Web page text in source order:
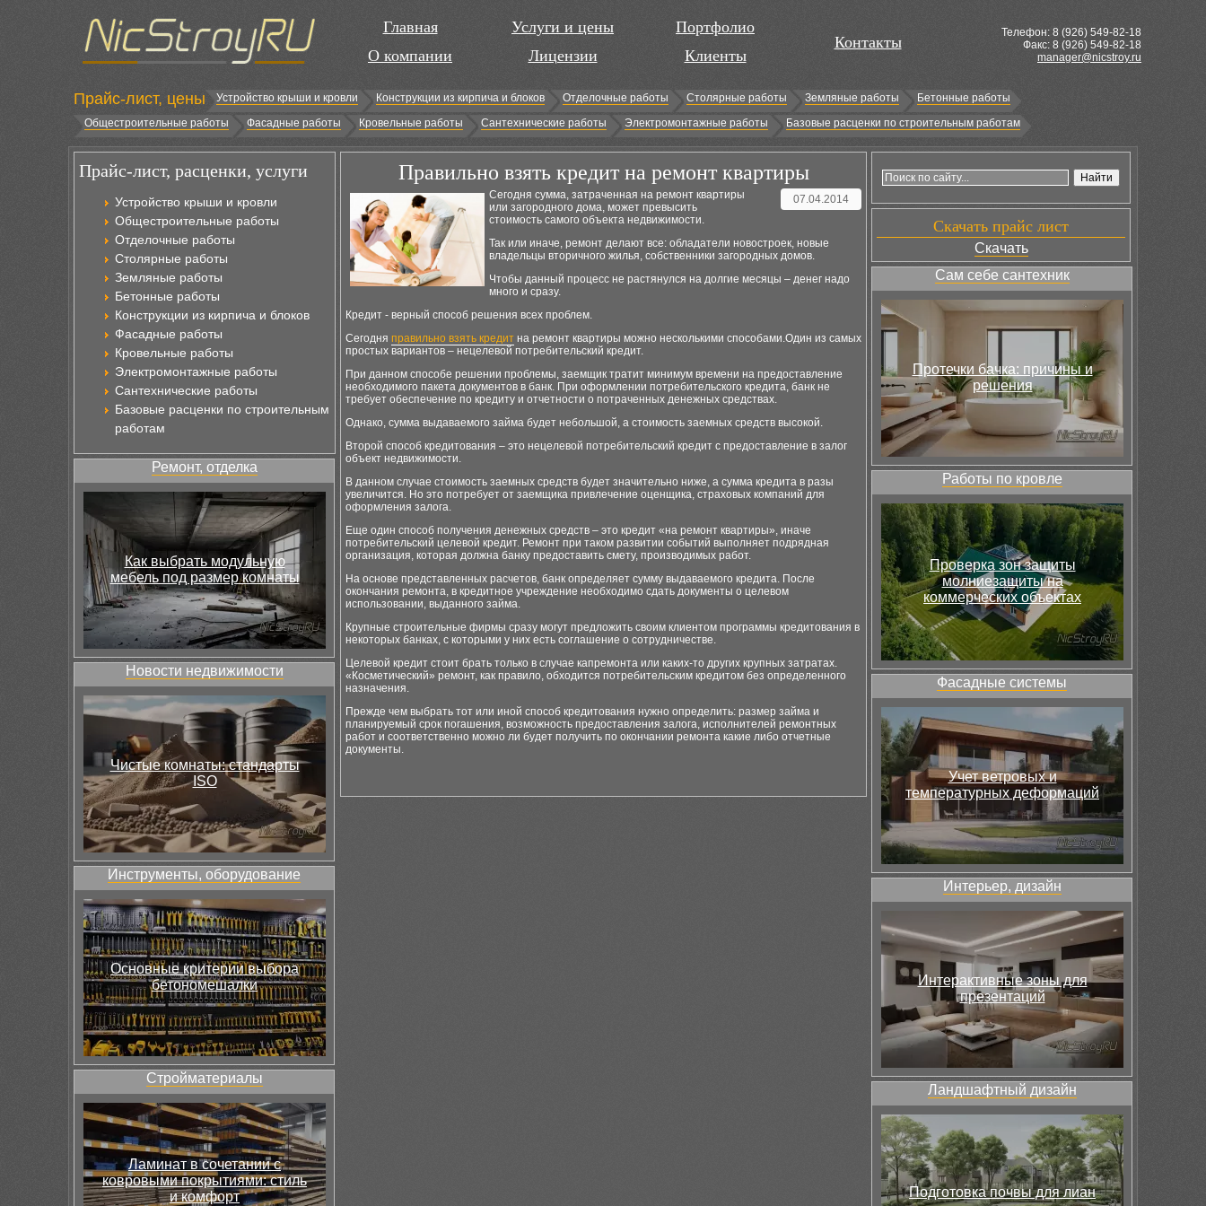
Главная
О компании
Услуги и цены
Лицензии
Портфолио
Клиенты
Контакты
Телефон: 8 (926) 549-82-18
Факс: 8 (926) 549-82-18
manager@nicstroy.ru
Прайс-лист, цены Устройство крыши и кровли Конструкции из кирпича и блоков Отделочные работы Столярные работы Земляные работы
Бетонные работы
Общестроительные работы
Фасадные работы Кровельные работы Сантехнические работы Электромонтажные работы Базовые расценки по строительным работам
Прайс-лист, расценки, услуги
Устройство крыши и кровли
Общестроительные работы
Отделочные работы
Столярные работы
Земляные работы
Бетонные работы
Конструкции из кирпича и блоков
Фасадные работы
Кровельные работы
Электромонтажные работы
Сантехнические работы
Базовые расценки по строительным
работам
Ремонт, отделка
Как выбрать модульную
мебель под размер комнаты
Новости недвижимости
Чистые комнаты: стандарты
ISO
Инструменты, оборудование
Основные критерии выбора
бетономешалки
Стройматериалы
Ламинат в сочетании с
ковровыми покрытиями: стиль
и комфорт
Правильно взять кредит на ремонт квартиры
07.04.2014
Сегодня сумма, затраченная на ремонт квартиры
или загородного дома, может превысить
стоимость самого объекта недвижимости.
Так или иначе, ремонт делают все: обладатели новостроек, новые
владельцы вторичного жилья, собственники загородных домов.
Чтобы данный процесс не растянулся на долгие месяцы – денег надо
много и сразу.
Кредит - верный способ решения всех проблем.
Сегодня правильно взять кредит на ремонт квартиры можно несколькими способами.Один из самых
простых вариантов – нецелевой потребительский кредит.
При данном способе решении проблемы, заемщик тратит минимум времени на предоставление
необходимого пакета документов в банк. При оформлении потребительского кредита, банк не
требует обеспечение по кредиту и отчетности о потраченных денежных средствах.
Однако, сумма выдаваемого займа будет небольшой, а стоимость заемных средств высокой.
Второй способ кредитования – это нецелевой потребительский кредит с предоставление в залог
объект недвижимости.
В данном случае стоимость заемных средств будет значительно ниже, а сумма кредита в разы
увеличится. Но это потребует от заемщика привлечение оценщика, страховых компаний для
оформления залога.
Еще один способ получения денежных средств – это кредит «на ремонт квартиры», иначе
потребительский целевой кредит. Ремонт при таком развитии событий выполняет подрядная
организация, которая должна банку предоставить смету, производимых работ.
На основе представленных расчетов, банк определяет сумму выдаваемого кредита. После
окончания ремонта, в кредитное учреждение необходимо сдать документы о целевом
использовании, выданного займа.
Крупные строительные фирмы сразу могут предложить своим клиентом программы кредитования в
некоторых банках, с которыми у них есть соглашение о сотрудничестве.
Целевой кредит стоит брать только в случае капремонта или каких-то других крупных затратах.
«Косметический» ремонт, как правило, обходится потребительским кредитом без определенного
назначения.
Прежде чем выбрать тот или иной способ кредитования нужно определить: размер займа и
планируемый срок погашения, возможность предоставления залога, исполнителей ремонтных
работ и соответственно можно ли будет получить по окончании ремонта какие либо отчетные
документы.
Скачать прайс лист
Скачать
Сам себе сантехник
Протечки бачка: причины и
решения
Работы по кровле
Проверка зон защиты
молниезащиты на
коммерческих объектах
Фасадные системы
Учет ветровых и
температурных деформаций
Интерьер, дизайн
Интерактивные зоны для
презентаций
Ландшафтный дизайн
Подготовка почвы для лиан